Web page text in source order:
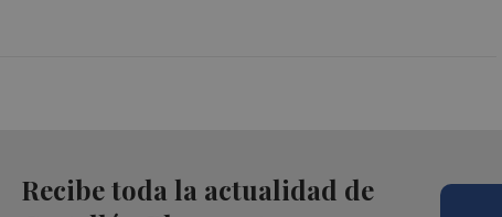
Recibe toda la actualidad de